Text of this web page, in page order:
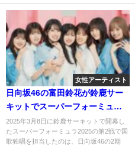
女性アーティスト
日向坂46の富田鈴花が鈴鹿サー
キットでスーパーフォーミュラ
第2戦の国歌独唱！ファンの反応
を調べてみた。
2025年3月8日に鈴鹿サーキットで開幕し
たスーパーフォーミュラ2025の第2戦で国
歌独唱を担当したのは、日向坂46の2期